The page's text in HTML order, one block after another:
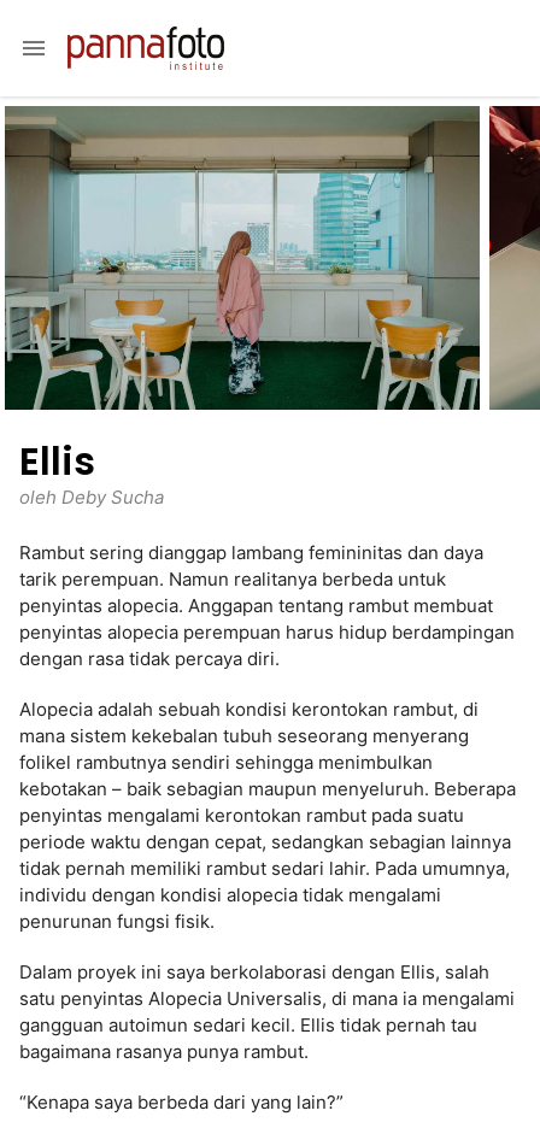
menu
Ellis
oleh Deby Sucha
Rambut sering dianggap lambang femininitas dan daya
tarik perempuan. Namun realitanya berbeda untuk
penyintas alopecia. Anggapan tentang rambut membuat
penyintas alopecia perempuan harus hidup berdampingan
dengan rasa tidak percaya diri.
Alopecia adalah sebuah kondisi kerontokan rambut, di
mana sistem kekebalan tubuh seseorang menyerang
folikel rambutnya sendiri sehingga menimbulkan
kebotakan – baik sebagian maupun menyeluruh. Beberapa
penyintas mengalami kerontokan rambut pada suatu
periode waktu dengan cepat, sedangkan sebagian lainnya
tidak pernah memiliki rambut sedari lahir. Pada umumnya,
individu dengan kondisi alopecia tidak mengalami
penurunan fungsi fisik.
Dalam proyek ini saya berkolaborasi dengan Ellis, salah
satu penyintas Alopecia Universalis, di mana ia mengalami
gangguan autoimun sedari kecil. Ellis tidak pernah tau
bagaimana rasanya punya rambut.
“Kenapa saya berbeda dari yang lain?”